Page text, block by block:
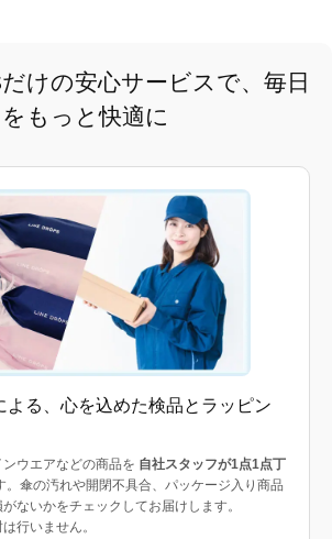
けの安心サービスで、毎日
をもっと快適に
よる、心を込めた検品とラッピン
ウエアなどの商品を 自社スタッフが1点1点丁
。傘の汚れや開閉不具合、パッケージ入り商品
ないかをチェックしてお届けします。
行いません。